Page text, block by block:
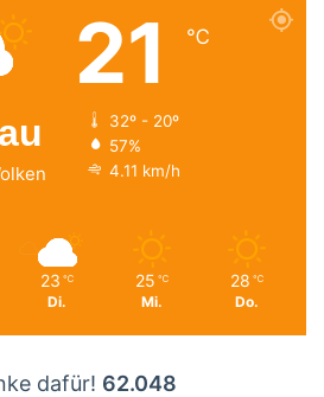
21 ℃
32º - 20º
57%
4.11 km/h
23 ℃
Di.
25 ℃
Mi.
28 ℃
Do.
dafür! 62.048